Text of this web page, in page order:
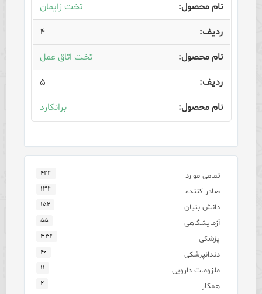
تخت زایمان
۴
تخت اتاق عمل
۵
برانکارد
تمامی موارد ۴۲۳
صادر کننده ۱۳۳
دانش بنیان ۱۵۲
آزمایشگاهی ۵۵
پزشکی ۳۳۴
دندانپزشکی ۴۰
ملزومات دارویی ۱۱
همکار ۲